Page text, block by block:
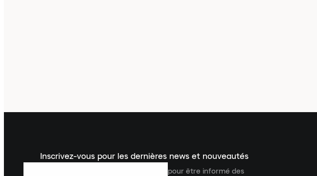
Inscrivez-vous pour les dernières news et nouveautés
Inscrivez-vous à la newsletter Laced pour être informé des